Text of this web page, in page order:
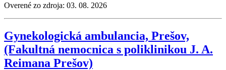
Overené zo zdroja: 03. 08. 2026
Gynekologická ambulancia, Prešov,
(Fakultná nemocnica s poliklinikou J. A.
Reimana Prešov)